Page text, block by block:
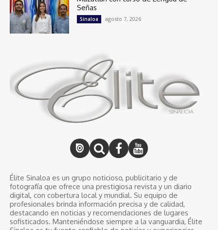
Señas
Sinaloa agosto 7, 2026
Élite Sinaloa es un grupo noticioso, publicitario y de
fotografía que ofrece una prestigiosa revista y un diario
digital, con cobertura local y mundial. Su equipo de
profesionales brinda información precisa y de calidad,
destacando en noticias y recomendaciones de lugares
sofisticados. Manteniéndose siempre a la vanguardia, Élite